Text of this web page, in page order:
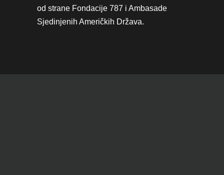
od strane Fondacije 787 i Ambasade
Sjedinjenih Američkih Država.